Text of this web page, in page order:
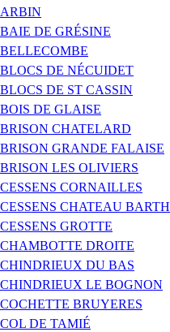
ARBIN
BAIE DE GRÉSINE
BELLECOMBE
BLOCS DE NÉCUIDET
BLOCS DE ST CASSIN
BOIS DE GLAISE
BRISON CHATELARD
BRISON GRANDE FALAISE
BRISON LES OLIVIERS
CESSENS CORNAILLES
CESSENS CHATEAU
CESSENS GROTTE
CHAMBOTTE DROITE
CHINDRIEUX DU BAS
CHINDRIEUX LE BOGNON
COCHETTE BRUYERES
COL DE TAMIÉ